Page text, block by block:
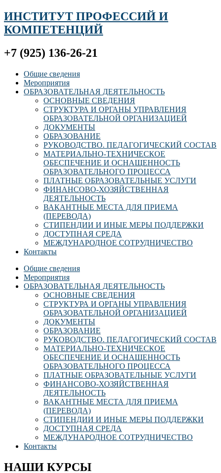
ИНСТИТУТ ПРОФЕССИЙ И
КОМПЕТЕНЦИЙ
+7 (925) 136-26-21
Общие сведения
Мероприятия
ОБРАЗОВАТЕЛЬНАЯ ДЕЯТЕЛЬНОСТЬ
ОСНОВНЫЕ СВЕДЕНИЯ
СТРУКТУРА И ОРГАНЫ УПРАВЛЕНИЯ
ОБРАЗОВАТЕЛЬНОЙ ОРГАНИЗАЦИЕЙ
ДОКУМЕНТЫ
ОБРАЗОВАНИЕ
РУКОВОДСТВО. ПЕДАГОГИЧЕСКИЙ СОСТАВ
МАТЕРИАЛЬНО-ТЕХНИЧЕСКОЕ
ОБЕСПЕЧЕНИЕ И ОСНАЩЕННОСТЬ
ОБРАЗОВАТЕЛЬНОГО ПРОЦЕССА
ПЛАТНЫЕ ОБРАЗОВАТЕЛЬНЫЕ УСЛУГИ
ФИНАНСОВО-ХОЗЯЙСТВЕННАЯ
ДЕЯТЕЛЬНОСТЬ
ВАКАНТНЫЕ МЕСТА ДЛЯ ПРИЕМА
(ПЕРЕВОДА)
СТИПЕНДИИ И ИНЫЕ МЕРЫ ПОДДЕРЖКИ
ДОСТУПНАЯ СРЕДА
МЕЖДУНАРОДНОЕ СОТРУДНИЧЕСТВО
Контакты
Общие сведения
Мероприятия
ОБРАЗОВАТЕЛЬНАЯ ДЕЯТЕЛЬНОСТЬ
ОСНОВНЫЕ СВЕДЕНИЯ
СТРУКТУРА И ОРГАНЫ УПРАВЛЕНИЯ
ОБРАЗОВАТЕЛЬНОЙ ОРГАНИЗАЦИЕЙ
ДОКУМЕНТЫ
ОБРАЗОВАНИЕ
РУКОВОДСТВО. ПЕДАГОГИЧЕСКИЙ СОСТАВ
МАТЕРИАЛЬНО-ТЕХНИЧЕСКОЕ
ОБЕСПЕЧЕНИЕ И ОСНАЩЕННОСТЬ
ОБРАЗОВАТЕЛЬНОГО ПРОЦЕССА
ПЛАТНЫЕ ОБРАЗОВАТЕЛЬНЫЕ УСЛУГИ
ФИНАНСОВО-ХОЗЯЙСТВЕННАЯ
ДЕЯТЕЛЬНОСТЬ
ВАКАНТНЫЕ МЕСТА ДЛЯ ПРИЕМА
(ПЕРЕВОДА)
СТИПЕНДИИ И ИНЫЕ МЕРЫ ПОДДЕРЖКИ
ДОСТУПНАЯ СРЕДА
МЕЖДУНАРОДНОЕ СОТРУДНИЧЕСТВО
Контакты
НАШИ КУРСЫ